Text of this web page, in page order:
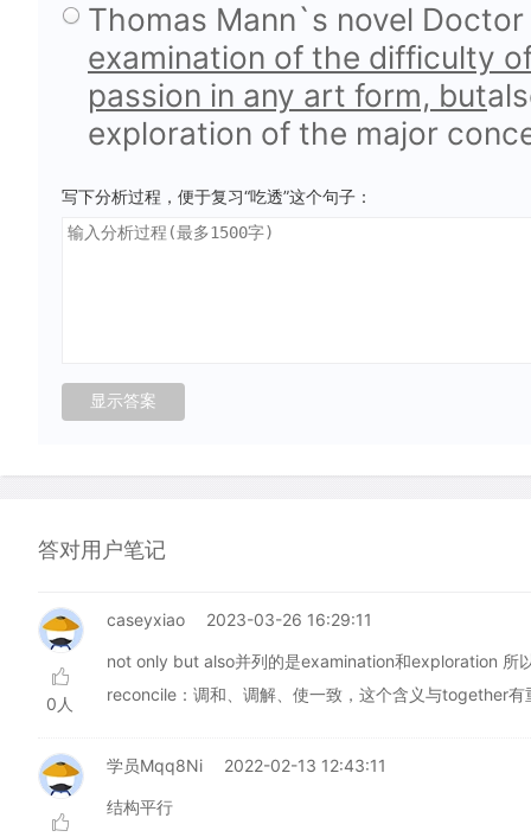
Thomas Mann`s novel
examination of the difficulty
passion in any art form, but
exploration of the major
写下分析过程，便于复习“吃透”这个句子：
答对用户笔记
0人
caseyxiao 2023-03-26 16:29:11
not only but also并列的是examination和exploration 所
reconcile：调和、调解、使一致，这个含义与together有
学员Mqq8Ni 2022-02-13 12:43:11
结构平行